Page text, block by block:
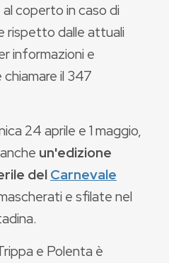
coperto in caso di
rispetto dalle attuali
informazioni e
il 347
24 aprile e 1 maggio,
un'edizione
delCarnevale
e sfilate nel
e Polenta è